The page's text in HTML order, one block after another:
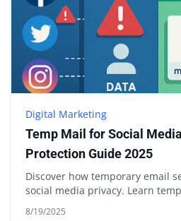
Digital Marketing
Temp Mail for Social
Protection Guide 2025
Discover how temporary email
social media privacy. Learn
8/19/2025